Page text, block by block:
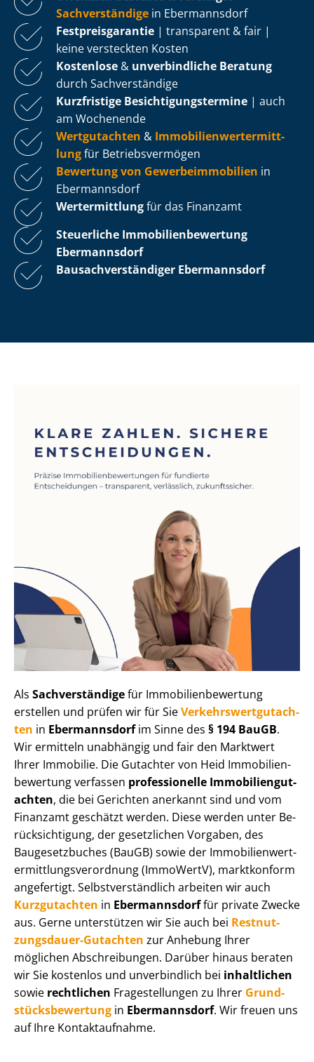
Sachverständige in Ebermannsdorf
Fest­preis­ga­ran­tie | transparent & fair |
keine versteckten Kosten
Kostenlose & unverbindliche Beratung
durch Sachverständige
Kurzfristige Be­sich­ti­gungs­ter­mi­ne | auch
am Wochenende
Wertgutachten & Im­mo­bi­li­en­wert­ermitt­
lungfür Be­triebs­ver­mö­gen
Bewertung von Ge­wer­be­im­mo­bi­li­en in
Ebermannsdorf
Wertermittlungfür das Finanzamt
Steuerliche Im­mo­bi­li­en­be­wer­tung
Ebermannsdorf
Bau­sach­ver­stän­di­ger Ebermannsdorf
Als Sachverständigefür Im­mo­bi­li­en­be­wer­tung
erstellen und prüfen wir für SieVer­kehrs­wert­gut­ach­
ten in Ebermannsdorfim Sinne des § 194 BauGB.
Wir ermitteln unabhängig und fair den Marktwert
Ihrer Immobilie. Die Gutachter von Heid Im­mo­bi­li­en­
be­wer­tung verfassen professionelle Im­mo­bi­li­en­gut­
ach­ten, die bei Gerichten anerkannt sind und vom
Finanzamt geschätzt werden. Diese werden unter Be­
rück­sich­ti­gung, der gesetzlichen Vorgaben, des
Baugesetzbuches (BauGB) sowie der Im­mo­bi­li­en­wert­
ermitt­lungs­ver­ord­nung (ImmoWertV), marktkonform
angefertigt. Selbst­ver­ständ­lich arbeiten wir auch
Kurzgutachten in Ebermannsdorffür private Zwecke
aus. Gerne unterstützen wir Sie auch bei Rest­nut­
zungs­dau­er-Gutachten zur Anhebung Ihrer
möglichen Abschreibungen. Darüber hinaus beraten
wir Sie kostenlos und unverbindlich bei inhaltlichen
sowie rechtlichen Fragestellungen zu Ihrer Grund­
stücks­be­wer­tung in Ebermannsdorf. Wir freuen uns
auf Ihre Kontaktaufnahme.